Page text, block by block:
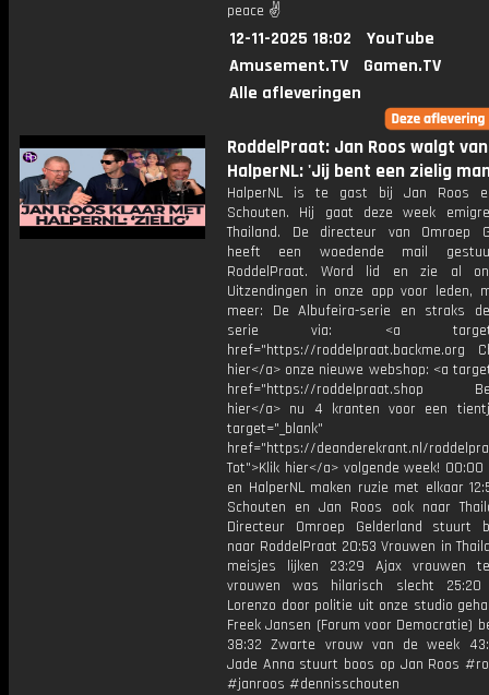
peace ✌
12-11-2025 18:02
YouTube
Amusement.TV
Gamen.TV
Alle afleveringen
RoddelPraat: Jan Roos walgt van
HalperNL: 'Jij bent een zielig
HalperNL is te gast bij Jan Roos
Schouten. Hij gaat deze week
Thailand. De directeur van Omroep
heeft een woedende mail
RoddelPraat. Word lid en zie al
Uitzendingen in onze app voor leden,
meer: De Albufeira-serie en straks
serie via: <a
href="https://roddelpraat.backme.org
hier</a> onze nieuwe webshop: <a
href="https://roddelpraat.shop
hier</a> nu 4 kranten voor een
target="_blank"
href="https://deanderekrant.nl/
Tot">Klik hier</a> volgende week! 00:00
en HalperNL maken ruzie met elkaar
Schouten en Jan Roos ook naar
Directeur Omroep Gelderland stuurt
naar RoddelPraat 20:53 Vrouwen in
meisjes lijken 23:29 Ajax vrouwen
vrouwen was hilarisch slecht 25:20
Lorenzo door politie uit onze studio
Freek Jansen (Forum voor Democratie)
38:32 Zwarte vrouw van de week
Jade Anna stuurt boos op Jan Roos
#janroos #dennisschouten